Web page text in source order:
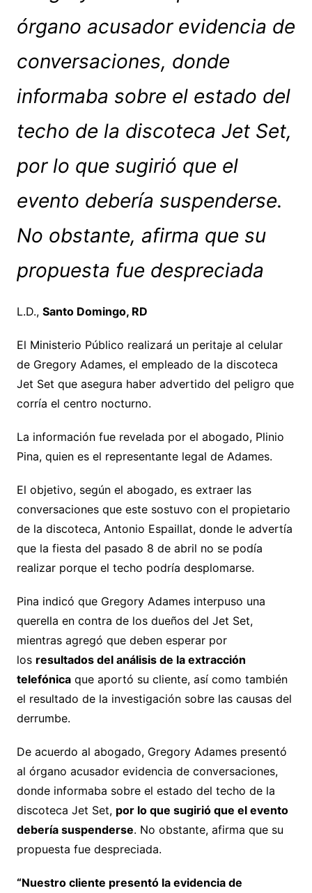
órgano acusador evidencia de
conversaciones, donde
informaba sobre el estado del
techo de la discoteca Jet Set,
por lo que sugirió que el
evento debería suspenderse.
No obstante, afirma que su
propuesta fue despreciada
L.D., Santo Domingo, RD
El Ministerio Público realizará un peritaje al celular
de Gregory Adames, el empleado de la discoteca
Jet Set que asegura haber advertido del peligro que
corría el centro nocturno.
La información fue revelada por el abogado, Plinio
Pina, quien es el representante legal de Adames.
El objetivo, según el abogado, es extraer las
conversaciones que este sostuvo con el propietario
de la discoteca, Antonio Espaillat, donde le advertía
que la fiesta del pasado 8 de abril no se podía
realizar porque el techo podría desplomarse.
Pina indicó que Gregory Adames interpuso una
querella en contra de los dueños del Jet Set,
mientras agregó que deben esperar por
los resultados del análisis de la extracción
telefónicaque aportó su cliente, así como también
el resultado de la investigación sobre las causas del
derrumbe.
De acuerdo al abogado, Gregory Adames presentó
al órgano acusador evidencia de conversaciones,
donde informaba sobre el estado del techo de la
discoteca Jet Set, por lo que sugirió que el evento
debería suspenderse. No obstante, afirma que su
propuesta fue despreciada.
“Nuestro cliente presentó la evidencia de